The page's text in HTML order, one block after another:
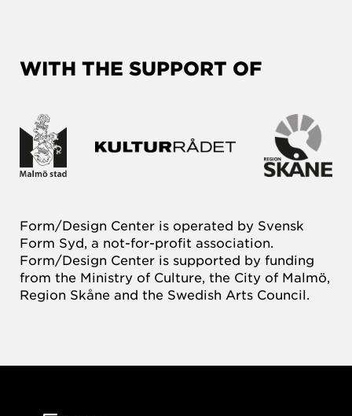
WITH THE SUPPORT OF
Form/Design Center is operated by Svensk
Form Syd, a not-for-profit association.
Form/Design Center is supported by funding
from the Ministry of Culture, the City of Malmö,
Region Skåne and the Swedish Arts Council.